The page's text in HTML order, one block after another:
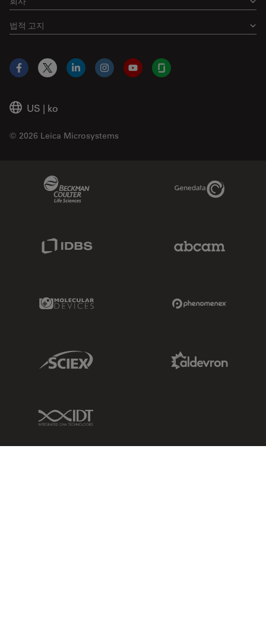
법적 고지
US | ko
© 2026 Leica Microsystems
Facebook
X LinkedInInstagramYouTubeGlassdoor
Genedata Link
Molecular Devices Link
Sciex Link
IDT Link